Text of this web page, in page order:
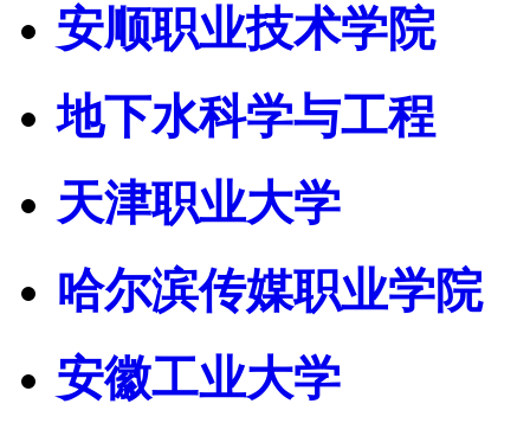
安顺职业技术学院
地下水科学与工程
天津职业大学
哈尔滨传媒职业学院
安徽工业大学